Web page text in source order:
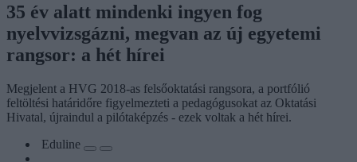
35 év alatt mindenki ingyen fog
nyelvvizsgázni, megvan az új egyetemi
rangsor: a hét hírei
Megjelent a HVG 2018-as felsőoktatási rangsora, a portfólió
feltöltési határidőre figyelmezteti a pedagógusokat az Oktatási
Hivatal, újraindul a pilótaképzés - ezek voltak a hét hírei.
Eduline